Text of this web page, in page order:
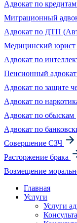
Адвокат по кредитам
Миграционный
Адвокат по ДТП
Медицинский юрист
Адвокат по
Пенсионный адвокат
Адвокат по защите
Адвокат по
Адвокат по обыскам
Адвокат по
Совершение СЗЧ
Расторжение брака
Возмещение
Главная
Услуги
Услуги